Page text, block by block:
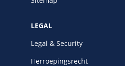
LEGAL
Legal & Security
Herroepingsrecht